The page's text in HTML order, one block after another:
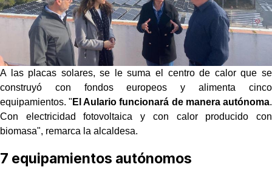
A las placas solares, se le suma el centro de calor que se
construyó con fondos europeos y alimenta cinco
equipamientos. " El Aulario funcionará de manera autónoma.
Con electricidad fotovoltaica y con calor producido con
biomasa", remarca la alcaldesa.
7 equipamientos autónomos